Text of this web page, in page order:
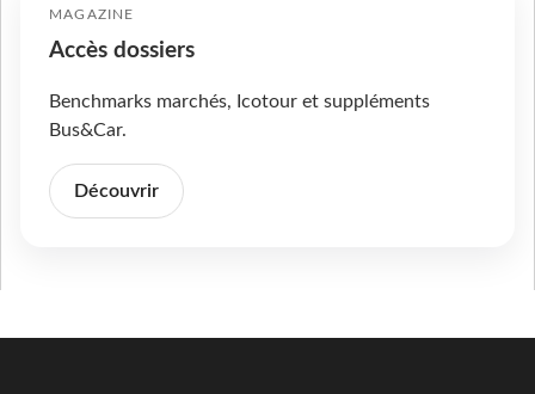
MAGAZINE
Accès dossiers
Benchmarks marchés, Icotour et suppléments
Bus&Car.
Découvrir